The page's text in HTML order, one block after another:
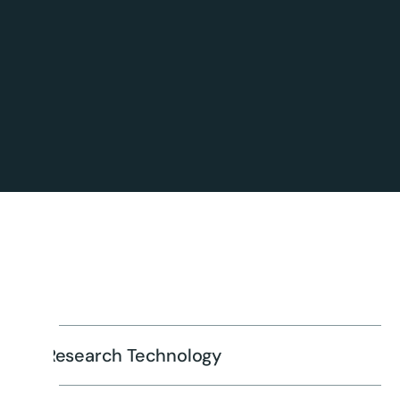
Research Technology